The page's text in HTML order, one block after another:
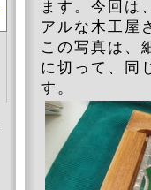
ます。今回
アルな木工屋
この写真は、
に切って、同
す。